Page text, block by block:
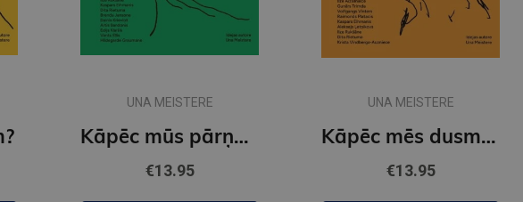
UNA MEISTERE
Kāpēc mūs pārņem riebums?
€13.95
UNA MEISTERE
Kāpēc mēs dusmojamies?
€13.95